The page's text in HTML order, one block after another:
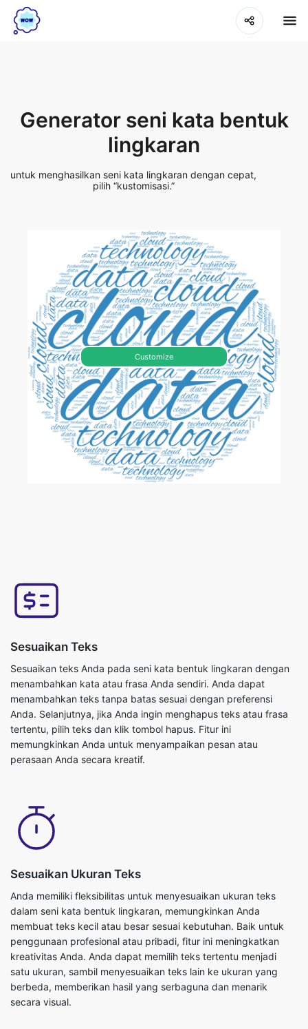
Generator seni kata bentuk
lingkaran
untuk menghasilkan seni kata lingkaran dengan cepat,
pilih “kustomisasi.”
Customize
Sesuaikan Teks
Sesuaikan teks Anda pada seni kata bentuk lingkaran dengan
menambahkan kata atau frasa Anda sendiri. Anda dapat
menambahkan teks tanpa batas sesuai dengan preferensi
Anda. Selanjutnya, jika Anda ingin menghapus teks atau frasa
tertentu, pilih teks dan klik tombol hapus. Fitur ini
memungkinkan Anda untuk menyampaikan pesan atau
perasaan Anda secara kreatif.
Sesuaikan Ukuran Teks
Anda memiliki fleksibilitas untuk menyesuaikan ukuran teks
dalam seni kata bentuk lingkaran, memungkinkan Anda
membuat teks kecil atau besar sesuai kebutuhan. Baik untuk
penggunaan profesional atau pribadi, fitur ini meningkatkan
kreativitas Anda. Anda dapat memilih teks tertentu menjadi
satu ukuran, sambil menyesuaikan teks lain ke ukuran yang
berbeda, memberikan hasil yang serbaguna dan menarik
secara visual.